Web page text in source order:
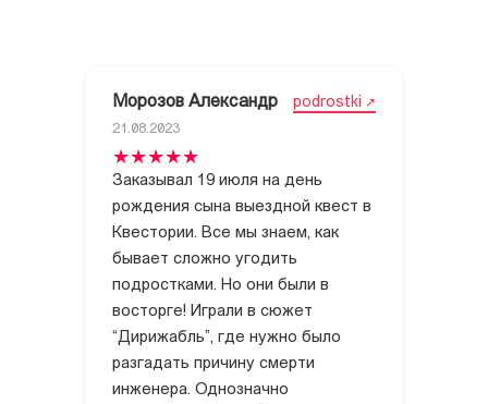
Морозов Александр podrostki
21.08.2023
Заказывал 19 июля на день
рождения сына выездной квест в
Квестории. Все мы знаем, как
бывает сложно угодить
подростками. Но они были в
восторге! Играли в сюжет
“Дирижабль”, где нужно было
разгадать причину смерти
инженера. Однозначно